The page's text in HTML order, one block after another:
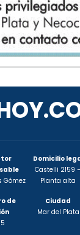
Gómez
de
Domicilio
Castelli 2159 –
Planta alta
Ciudad
Mar del Plata